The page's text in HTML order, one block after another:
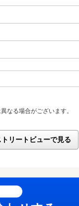
なる場合がございます。
トリートビューで見る